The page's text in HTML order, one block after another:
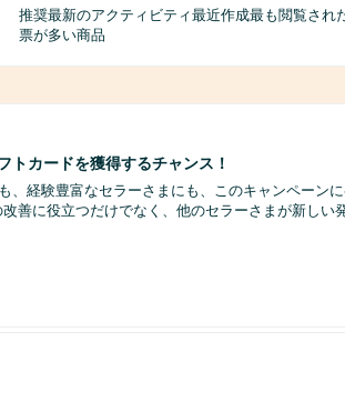
推奨最新のアクティビティ最近作成最も閲覧され
票が多い商品
カードを獲得するチャンス！
経験豊富なセラーさまにも、このキャンペーン
善に役立つだけでなく、他のセラーさまが新しい